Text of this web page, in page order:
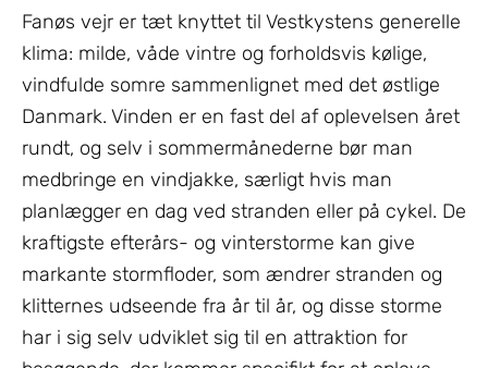
Fanøs vejr er tæt knyttet til Vestkystens generelle
klima: milde, våde vintre og forholdsvis kølige,
vindfulde somre sammenlignet med det østlige
Danmark. Vinden er en fast del af oplevelsen året
rundt, og selv i sommermånederne bør man
medbringe en vindjakke, særligt hvis man
planlægger en dag ved stranden eller på cykel. De
kraftigste efterårs- og vinterstorme kan give
markante stormfloder, som ændrer stranden og
klitternes udseende fra år til år, og disse storme
har i sig selv udviklet sig til en attraktion for